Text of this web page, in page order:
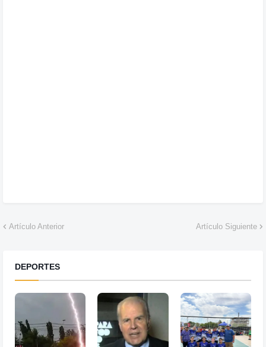
Artículo Anterior Artículo Siguiente
DEPORTES